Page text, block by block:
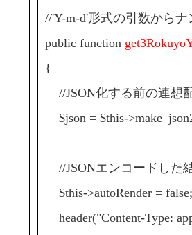
//'Y-m-d'形式の引数から
public function
{
//JSON化する前の連想
$json = $this-
//JSONエンコードした
$this->autoRender = false;
header("Content-Type: